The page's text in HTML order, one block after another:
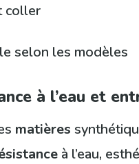
coller
selon les modèles
à l’eau et
matières
à l’eau,